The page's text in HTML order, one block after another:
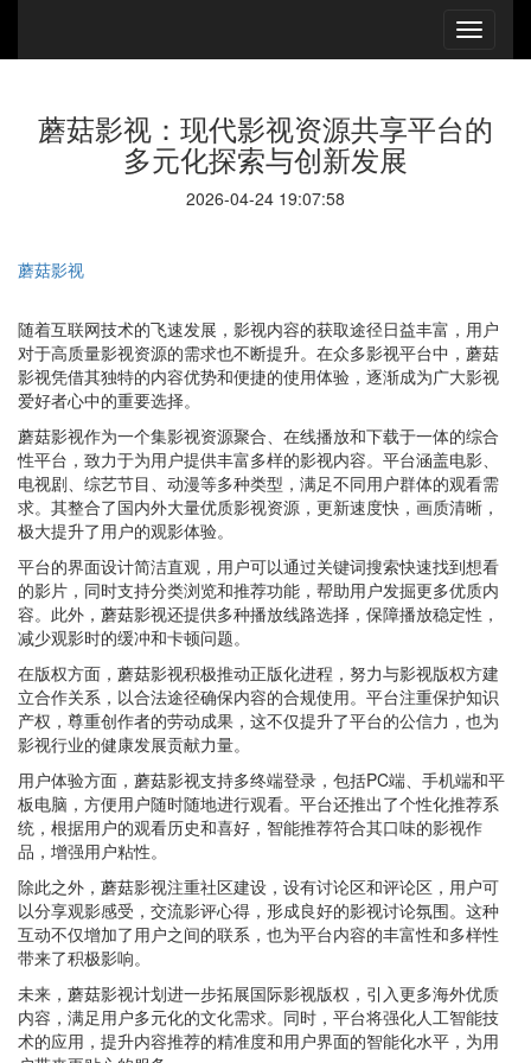
蘑菇影视：现代影视资源共享平台的
多元化探索与创新发展
2026-04-24 19:07:58
蘑菇影视
随着互联网技术的飞速发展，影视内容的获取途径日益丰富，用户
对于高质量影视资源的需求也不断提升。在众多影视平台中，蘑菇
影视凭借其独特的内容优势和便捷的使用体验，逐渐成为广大影视
爱好者心中的重要选择。
蘑菇影视作为一个集影视资源聚合、在线播放和下载于一体的综合
性平台，致力于为用户提供丰富多样的影视内容。平台涵盖电影、
电视剧、综艺节目、动漫等多种类型，满足不同用户群体的观看需
求。其整合了国内外大量优质影视资源，更新速度快，画质清晰，
极大提升了用户的观影体验。
平台的界面设计简洁直观，用户可以通过关键词搜索快速找到想看
的影片，同时支持分类浏览和推荐功能，帮助用户发掘更多优质内
容。此外，蘑菇影视还提供多种播放线路选择，保障播放稳定性，
减少观影时的缓冲和卡顿问题。
在版权方面，蘑菇影视积极推动正版化进程，努力与影视版权方建
立合作关系，以合法途径确保内容的合规使用。平台注重保护知识
产权，尊重创作者的劳动成果，这不仅提升了平台的公信力，也为
影视行业的健康发展贡献力量。
用户体验方面，蘑菇影视支持多终端登录，包括PC端、手机端和平
板电脑，方便用户随时随地进行观看。平台还推出了个性化推荐系
统，根据用户的观看历史和喜好，智能推荐符合其口味的影视作
品，增强用户粘性。
除此之外，蘑菇影视注重社区建设，设有讨论区和评论区，用户可
以分享观影感受，交流影评心得，形成良好的影视讨论氛围。这种
互动不仅增加了用户之间的联系，也为平台内容的丰富性和多样性
带来了积极影响。
未来，蘑菇影视计划进一步拓展国际影视版权，引入更多海外优质
内容，满足用户多元化的文化需求。同时，平台将强化人工智能技
术的应用，提升内容推荐的精准度和用户界面的智能化水平，为用